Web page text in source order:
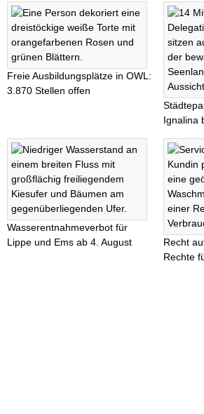
Freie Ausbildungsplätze in OWL:
3.870 Stellen offen
Ignalina
Wasserentnahmeverbot für
Lippe und Ems ab 4. August
Recht
Rechte